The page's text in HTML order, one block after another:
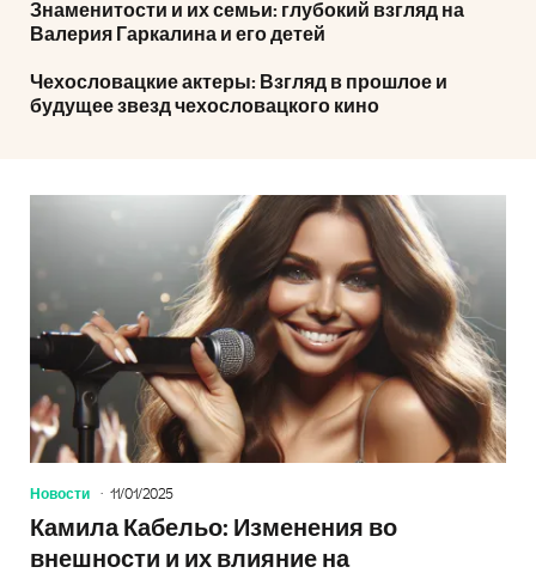
Знаменитости и их семьи: глубокий взгляд на
Валерия Гаркалина и его детей
Чехословацкие актеры: Взгляд в прошлое и
будущее звезд чехословацкого кино
Новости 11/01/2025
Камила Кабельо: Изменения во
внешности и их влияние на